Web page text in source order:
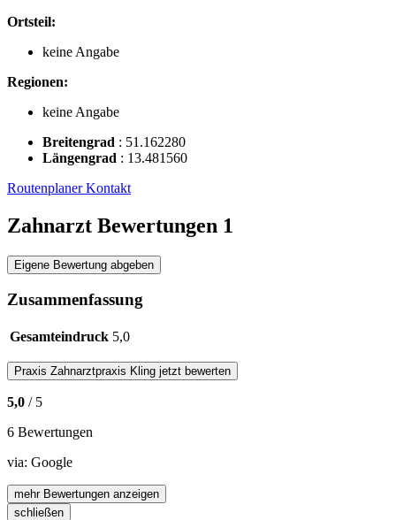
Ortsteil:
keine Angabe
Regionen:
keine Angabe
Breitengrad : 51.162280
Längengrad : 13.481560
RoutenplanerKontakt
Zahnarzt Bewertungen 1
Eigene Bewertung abgeben
Zusammenfassung
Gesamteindruck 5,0
Praxis Zahnarztpraxis Kling jetzt bewerten
5,0 / 5
6 Bewertungen
via: Google
mehr Bewertungen anzeigen
schließen